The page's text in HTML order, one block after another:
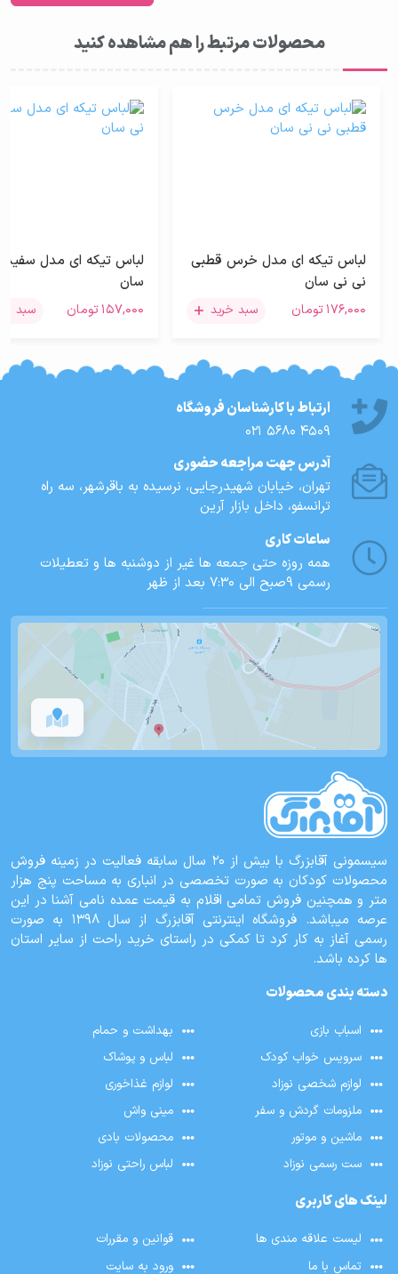
محصولات مرتبط را هم مشاهده کنید
لباس تیکه ای مدل خرس قطبی
نی نی سان
۱۷۶,۰۰۰ تومان سبد خرید
لباس تیکه ای مدل سفید
سان
۱۵۷,۰۰۰ تومان سبد
ارتباط با کارشناسان فروشگاه
021 5680 4509
آدرس جهت مراجعه حضوری
تهران، خيابان شهيدرجايى، نرسیده به باقرشهر، سه راه
ترانسفو، داخل بازار آرین
ساعات کاری
همه روزه حتی جمعه ها غیر از دوشنبه ها و تعطیلات
رسمی 9صبح الی 7:30 بعد از ظهر
سیسمونی آقابزرگ با بیش از 20 سال سابقه فعالیت در زمینه فروش
محصولات کودکان به صورت تخصصی در انباری به مساحت پنج هزار
متر و همچنین فروش تمامی اقلام به قیمت عمده نامی آشنا در این
عرصه میباشد. فروشگاه اینترنتی آقابزرگ از سال 1398 به صورت
رسمی آغاز به کار کرد تا کمکی در راستای خرید راحت از سایر استان
ها کرده باشد.
دسته بندی محصولات
اسباب بازی
بهداشت و حمام
سرویس خواب کودک
لباس و پوشاک
لوازم شخصی نوزاد
لوازم غذاخوری
ملزومات گردش و سفر
مینی واش
ماشین و موتور
محصولات بادی
ست رسمی نوزاد
لباس راحتی نوزاد
لینک های کاربری
لیست علاقه مندی ها
قوانین و مقررات
تماس با ما
ورود به سایت